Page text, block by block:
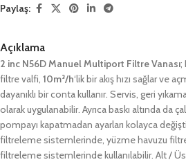
Paylaş:
Açıklama
2 inc N56D Manuel Multiport Filtre Vanası;
filtre valfi, 10m³/h‘lik bir akış hızı sağlar ve
dayanıklı bir conta kullanır. Servis, geri
olarak uygulanabilir. Ayrıca baskı altında da
pompayı kapatmadan ayarları kolayca
filtreleme sistemlerinde, yüzme havuzu
filtreleme sistemlerinde kullanılabilir. Alt /